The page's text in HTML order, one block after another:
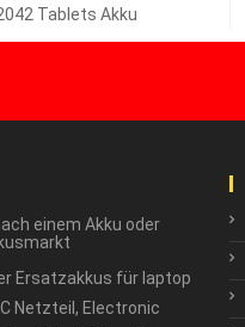
Tablets Akku
einem Akku oder
Ersatzakkus für laptop
Netzteil, Electronic